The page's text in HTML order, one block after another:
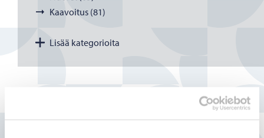
Kaavoitus (81)
Lisää kategorioita